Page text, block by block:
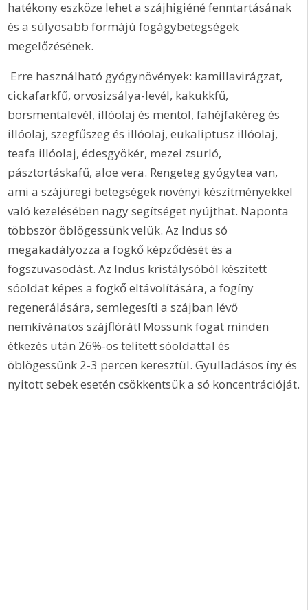
hatékony eszköze lehet a szájhigiéné fenntartásának
és a súlyosabb formájú fogágybetegségek
megelőzésének.
cickafarkfű, orvosizsálya-levél, kakukkfű,
borsmentalevél, illóolaj és mentol, fahéjfakéreg és
illóolaj, szegfűszeg és illóolaj, eukaliptusz illóolaj,
teafa illóolaj, édesgyökér, mezei zsurló,
pásztortáskafű, aloe vera. Rengeteg gyógytea van,
ami a szájüregi betegségek növényi készítményekkel
való kezelésében nagy segítséget nyújthat. Naponta
többször öblögessünk velük. Az Indus só
megakadályozza a fogkő képződését és a
fogszuvasodást. Az Indus kristálysóból készített
sóoldat képes a fogkő eltávolítására, a fogíny
regenerálására, semlegesíti a szájban lévő
nemkívánatos szájflórát! Mossunk fogat minden
étkezés után 26%-os telített sóoldattal és
öblögessünk 2-3 percen keresztül. Gyulladásos íny és
nyitott sebek esetén csökkentsük a só koncentrációját.